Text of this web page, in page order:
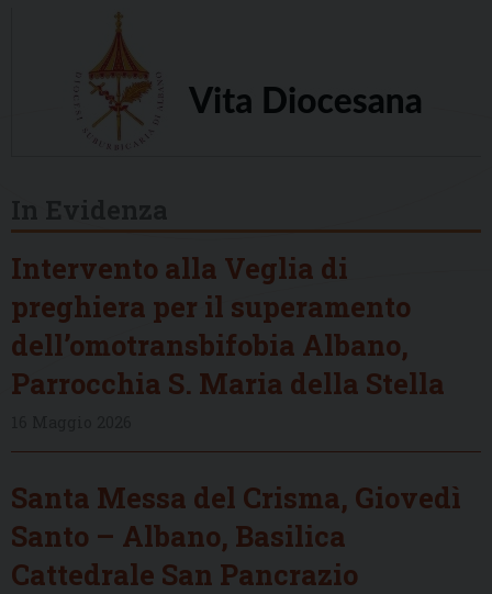
Intervento alla Veglia di
preghiera per il superamento
dell’omotransbifobia Albano,
Parrocchia S. Maria della Stella
Santa Messa del Crisma, Giovedì
Santo – Albano, Basilica
Cattedrale San Pancrazio